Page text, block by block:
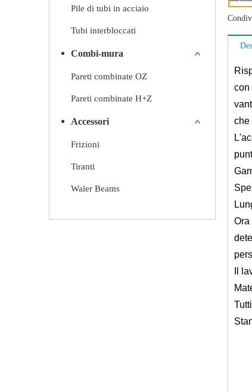
Pile di tubi in acciaio
Tubi interbloccati
Combi-mura
Pareti combinate OZ
Pareti combinate H+Z
Accessori
Frizioni
Tiranti
Waler Beams
con
che
Ora
Il